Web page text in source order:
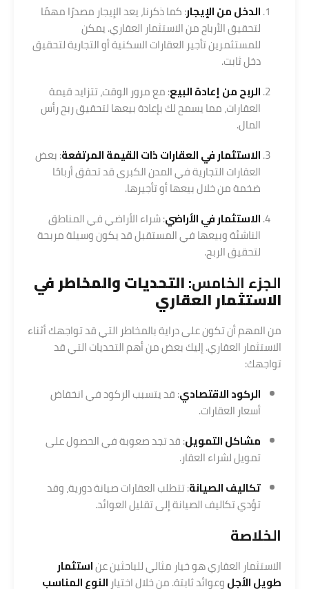
الدخل من الإيجار: كما ذكرنا، يعد الإيجار مصدرًا مهمًا
لتحقيق الأرباح من الاستثمار العقاري. يمكن
للمستثمرين تأجير العقارات السكنية أو التجارية لتحقيق
دخل ثابت.
الربح من إعادة البيع: مع مرور الوقت، تتزايد قيمة
العقارات، مما يسمح لك بإعادة بيعها لتحقيق ربح رأس
المال.
الاستثمار في العقارات ذات القيمة المرتفعة: بعض
العقارات التجارية في المدن الكبرى قد تحقق أرباحًا
ضخمة من خلال بيعها أو تأجيرها.
الاستثمار في الأراضي: شراء الأراضي في المناطق
الناشئة وبيعها في المستقبل قد يكون وسيلة مربحة
لتحقيق الربح.
الجزء الخامس:التحديات والمخاطر في
الاستثمار العقاري
من المهم أن تكون على دراية بالمخاطر التي قد تواجهك أثناء
الاستثمار العقاري. إليك بعض من أهم التحديات التي قد
تواجهك:
الركود الاقتصادي: قد يتسبب الركود في انخفاض
أسعار العقارات.
مشاكل التمويل: قد تجد صعوبة في الحصول على
تمويل لشراء العقار.
تكاليف الصيانة: تتطلب العقارات صيانة دورية، وقد
تؤدي تكاليف الصيانة إلى تقليل العوائد.
الخلاصة
الاستثمار العقاري هو خيار مثالي للباحثين عناستثمار
طويل الأجلوعوائد ثابتة. من خلال اختيار النوع المناسب